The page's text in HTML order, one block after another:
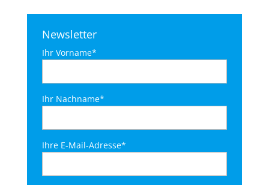
Newsletter
Ihr Vorname*
Ihr Nachname*
Ihre E-Mail-Adresse*